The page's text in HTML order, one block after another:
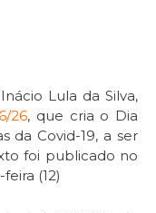
Lula da Silva,
26, que cria o Dia
da Covid-19, a ser
foi publicado no
(12)